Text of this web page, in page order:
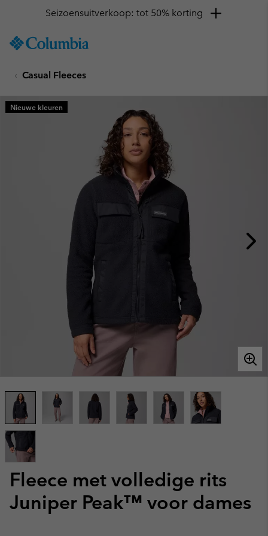
TO
SKIP
MAIN
NAV
Seizoensuitverkoop: tot 50% korting
Casual Fleeces
Fleece met volledige rits
Juniper Peak™ voor dames
Nieuwe kleuren